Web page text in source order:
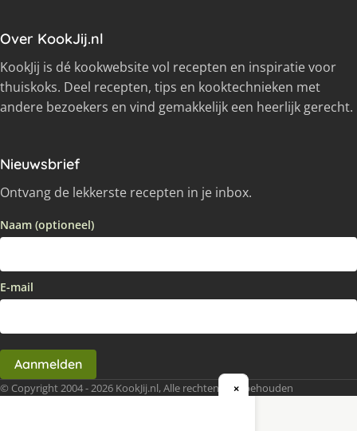
Over KookJij.nl
KookJij is dé kookwebsite vol recepten en inspiratie voor
thuiskoks. Deel recepten, tips en kooktechnieken met
andere bezoekers en vind gemakkelijk een heerlijk gerecht.
Nieuwsbrief
Ontvang de lekkerste recepten in je inbox.
Naam (optioneel)
E-mail
Aanmelden
© Copyright 2004 - 2026 KookJij.nl, Alle rechten voorbehouden
×